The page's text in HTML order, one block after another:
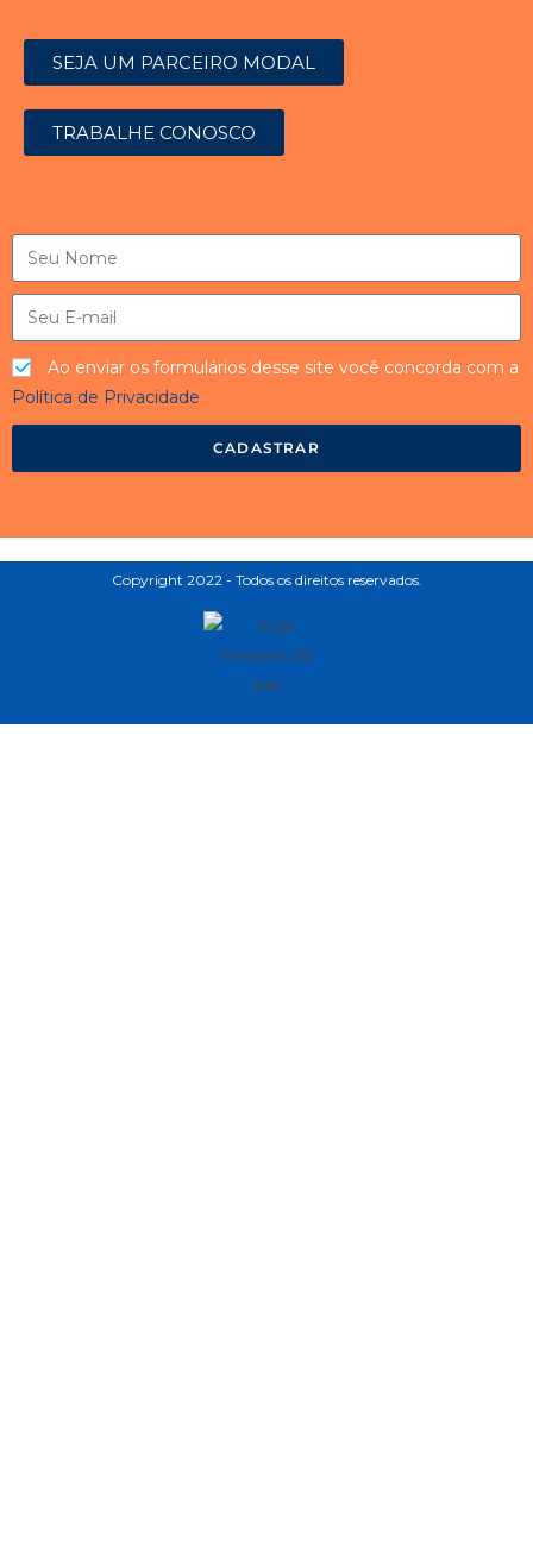
SEJA UM PARCEIRO MODAL
TRABALHE CONOSCO
Ao enviar os formulários desse site você concorda com a
Política de Privacidade
CADASTRAR
Copyright 2022 - Todos os direitos reservados.